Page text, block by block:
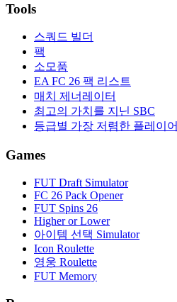
Tools
스쿼드 빌더
팩
소모품
EA FC 26 팩 리스트
매치 제너레이터
최고의 가치를 지닌 SBC
등급별 가장 저렴한 플레이어
Games
FUT Draft Simulator
FC 26 Pack Opener
FUT Spins 26
Higher or Lower
아이템 선택 Simulator
Icon Roulette
영웅 Roulette
FUT Memory